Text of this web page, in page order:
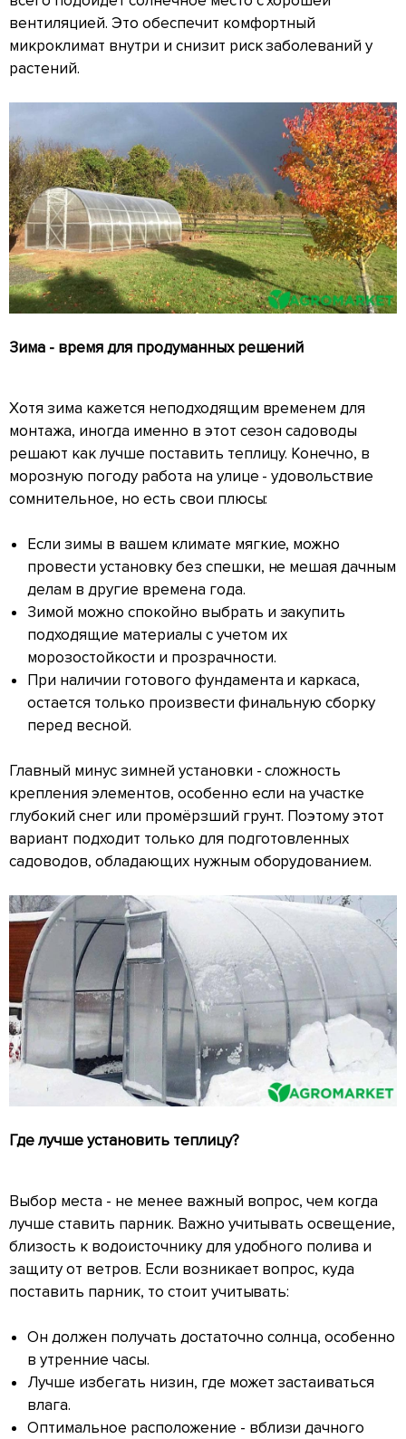
вентиляцией. Это обеспечит комфортный
микроклимат внутри и снизит риск заболеваний у
растений.
Зима - время для продуманных решений
Хотя зима кажется неподходящим временем для
монтажа, иногда именно в этот сезон садоводы
решают как лучше поставить теплицу. Конечно, в
морозную погоду работа на улице - удовольствие
сомнительное, но есть свои плюсы:
Если зимы в вашем климате мягкие, можно
провести установку без спешки, не мешая дачным
делам в другие времена года.
Зимой можно спокойно выбрать и закупить
подходящие материалы с учетом их
морозостойкости и прозрачности.
При наличии готового фундамента и каркаса,
остается только произвести финальную сборку
перед весной.
Главный минус зимней установки - сложность
крепления элементов, особенно если на участке
глубокий снег или промёрзший грунт. Поэтому этот
вариант подходит только для подготовленных
садоводов, обладающих нужным оборудованием.
Где лучше установить теплицу?
Выбор места - не менее важный вопрос, чем когда
лучше ставить парник. Важно учитывать освещение,
близость к водоисточнику для удобного полива и
защиту от ветров. Если возникает вопрос, куда
поставить парник, то стоит учитывать:
Он должен получать достаточно солнца, особенно
в утренние часы.
Лучше избегать низин, где может застаиваться
влага.
Оптимальное расположение - вблизи дачного